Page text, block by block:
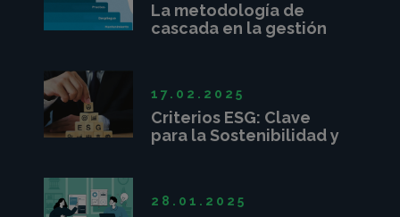
La metodología de
cascada en la gestión
Criterios ESG: Clave
para la Sostenibilidad y
17.02.2025
28.01.2025